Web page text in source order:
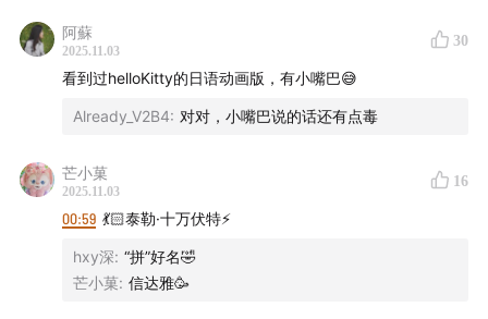
主播
Mengyi
监制：Zelin、Stella
实习研究员：大豆、雨阳、板凳
是该批次冷却液防腐性能不足。
6. 永辉超市三季度亏损扩大，收入减少了四分之一。
7. 雅诗兰黛中国业绩复苏。
8. 英伟达与韩国政府以及三星，现代汽车和SK集团等多家企
9. Taylor Swift新专辑带动环球音乐收入增长。
10. Hello Kitty首部好莱坞电影正式定档于2028年7月。
（如有误请纠正，谢谢）
阿蘇
2025.11.03
30
看到过helloKitty的日语动画版，有小嘴巴😅
Already_V2B4: 对对，小嘴巴说的话还有点毒
芒小菓
2025.11.03
16
00:59 💃🏻泰勒·十万伏特⚡️
hxy深: “拼”好名🤣
芒小菓: 信达雅🥳